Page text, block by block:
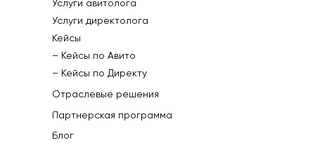
Кейсы
Отраслевые решения
Блог
Партнерская программа
Услуги авитолога
Услуги директолога
– Кейсы по Авито
– Кейсы по Директу